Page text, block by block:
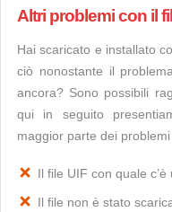
Altri problemi con il
Hai scaricato e installato
ciò nonostante il
ancora? Sono possibili
qui in seguito
maggior parte dei
Il file UIF con quale
Il file non è stato